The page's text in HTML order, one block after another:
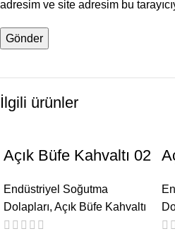
adresim ve site adresim bu
İlgili ürünler
Açık Büfe Kahvaltı 02
Endüstriyel Soğutma
Dolapları, Açık Büfe Kahvaltı